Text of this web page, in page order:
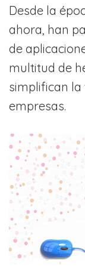
Desde la
ahora, han
de
multitud de
simplifican la
empresas.